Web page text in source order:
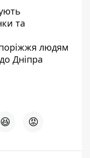
та
людям
Дніпра
😆 😡